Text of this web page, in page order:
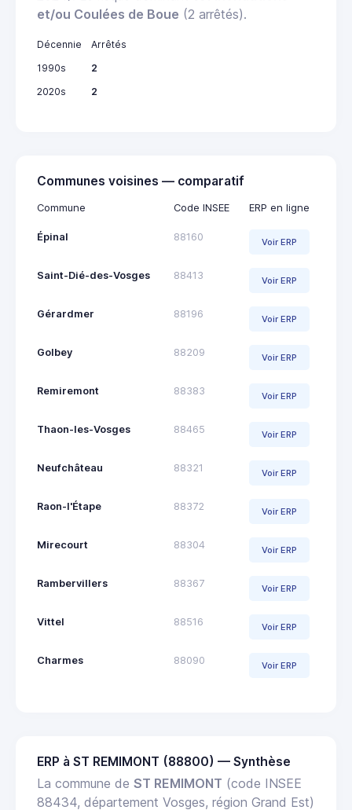
et/ou Coulées de Boue (2 arrêtés).
Décennie
Arrêtés
1990s
2
2020s
2
Communes voisines — comparatif
Commune Code INSEE ERP en ligne
Épinal 88160 Voir ERP
Saint-Dié-des-Vosges 88413 Voir ERP
Gérardmer 88196 Voir ERP
Golbey 88209 Voir ERP
Remiremont 88383 Voir ERP
Thaon-les-Vosges 88465 Voir ERP
Neufchâteau 88321 Voir ERP
Raon-l'Étape 88372 Voir ERP
Mirecourt 88304 Voir ERP
Rambervillers 88367 Voir ERP
Vittel 88516 Voir ERP
Charmes 88090 Voir ERP
ERP à ST REMIMONT (88800) — Synthèse
La commune de ST REMIMONT (code INSEE
88434, département Vosges, région Grand Est)